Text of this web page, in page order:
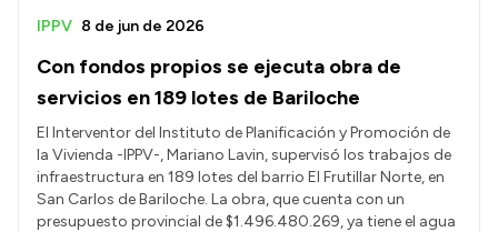
Con fondos propios se ejecuta obra de
servicios en 189 lotes de Bariloche
IPPV 8 de jun de 2026
El Interventor del Instituto de Planificación y Promoción de
la Vivienda -IPPV-, Mariano Lavin, supervisó los trabajos de
infraestructura en 189 lotes del barrio El Frutillar Norte, en
San Carlos de Bariloche. La obra, que cuenta con un
presupuesto provincial de $1.496.480.269, ya tiene el agua